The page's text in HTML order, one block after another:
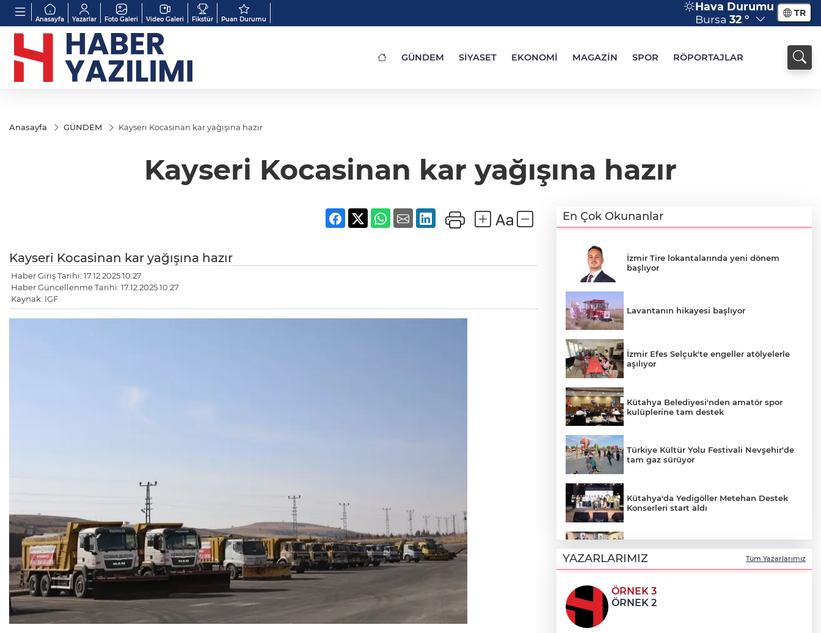
Anasayfa Yazarlar Foto Galeri Video Galeri Fikstür Puan Durumu
Hava Durumu
Bursa 32 ° TR
GÜNDEM SİYASET EKONOMİ MAGAZİN SPOR RÖPORTAJLAR
Anasayfa GÜNDEM Kayseri Kocasinan kar yağışına hazır
Kayseri Kocasinan kar yağışına hazır
Kayseri Kocasinan kar yağışına hazır
Haber Giriş Tarihi: 17.12.2025 10:27
Haber Güncellenme Tarihi: 17.12.2025 10:27
Kaynak: IGF
En Çok Okunanlar
İzmir Tire lokantalarında yeni dönem
başlıyor
Lavantanın hikayesi başlıyor
İzmir Efes Selçuk'te engeller atölyelerle
aşılıyor
Kütahya Belediyesi'nden amatör spor
kulüplerine tam destek
Türkiye Kültür Yolu Festivali Nevşehir'de
tam gaz sürüyor
Kütahya'da Yedigöller Metehan Destek
Konserleri start aldı
adım: İlk şube Diyarbakır’da açıldı
Muğla Milas'ta "Mylasa Band" izdihamı
YAZARLARIMIZ Tüm Yazarlarımız
ÖRNEK 3
ÖRNEK 2